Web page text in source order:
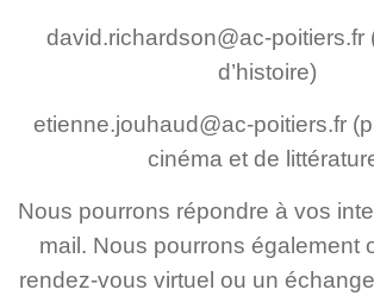
david.richardson@ac-poitiers.fr
d’histoire)
etienne.jouhaud@ac-poitiers.fr
cinéma et de
Nous pourrons répondre à vos
mail. Nous pourrons également
rendez-vous virtuel ou un